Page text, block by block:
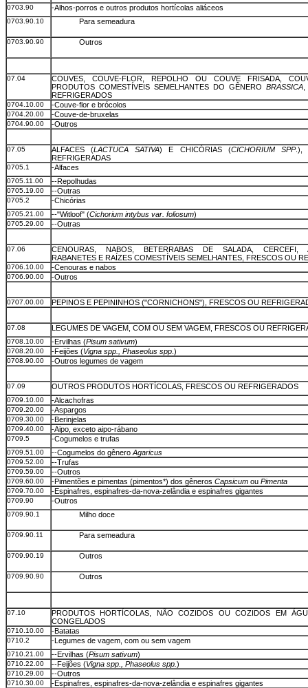
0703.90 -Alhos-porros e outros produtos hortícolas aliáceos
0703.90.10 Para semeadura
0703.90.90 Outros
07.04
COUVES, COUVE-FLOR, REPOLHO OU COUVE FRISADA,
PRODUTOS COMESTÍVEIS SEMELHANTES DO GÊNERO BRASSICA
REFRIGERADOS
0704.10.00 -Couve-flor e brócolos
0704.20.00 -Couve-de-bruxelas
0704.90.00 -Outros
07.05 ALFACES (LACTUCA SATIVA) E CHICÓRIAS (CICHORIUM SPP.),
REFRIGERADAS
0705.1 -Alfaces
0705.11.00 --Repolhudas
0705.19.00 --Outras
0705.2 -Chicórias
0705.21.00 --"Witloof" (Cichorium intybus var. foliosum)
0705.29.00 --Outras
07.06
CENOURAS, NABOS, BETERRABAS DE SALADA, CERCEFI,
RABANETES E RAÍZES COMESTÍVEIS SEMELHANTES, FRESCOS OU
0706.10.00 -Cenouras e nabos
0706.90.00 -Outros
0707.00.00 PEPINOS E PEPININHOS ("CORNICHONS"), FRESCOS OU
07.08 LEGUMES DE VAGEM, COM OU SEM VAGEM, FRESCOS OU
0708.10.00 -Ervilhas (Pisum sativum)
0708.20.00 -Feijões (Vigna spp., Phaseolus spp .)
0708.90.00 -Outros legumes de vagem
07.09 OUTROS PRODUTOS HORTÍCOLAS, FRESCOS OU REFRIGERADOS
0709.10.00 -Alcachofras
0709.20.00 -Aspargos
0709.30.00 -Berinjelas
0709.40.00 -Aipo, exceto aipo-rábano
0709.5 -Cogumelos e trufas
0709.51.00 --Cogumelos do gênero Agaricus
0709.52.00 --Trufas
0709.59.00 --Outros
0709.60.00 -Pimentões e pimentas (pimentos*) dos gêneros Capsicum ou Pimenta
0709.70.00 -Espinafres, espinafres-da-nova-zelândia e espinafres gigantes
0709.90 -Outros
0709.90.1 Milho doce
0709.90.11 Para semeadura
0709.90.19 Outros
0709.90.90 Outros
07.10
PRODUTOS HORTÍCOLAS, NÃO COZIDOS OU COZIDOS EM
CONGELADOS
0710.10.00 -Batatas
0710.2 -Legumes de vagem, com ou sem vagem
0710.21.00 --Ervilhas (Pisum sativum)
0710.22.00 --Feijões (Vigna spp., Phaseolus spp. )
0710.29.00 --Outros
0710.30.00 -Espinafres, espinafres-da-nova-zelândia e espinafres gigantes